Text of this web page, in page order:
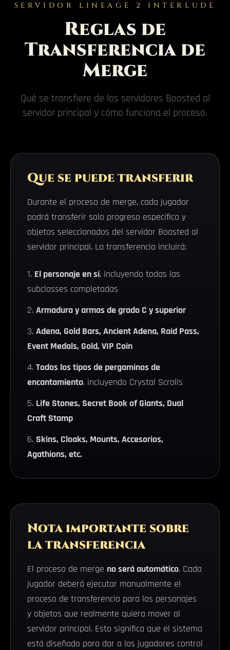
SERVIDOR LINEAGE 2 INTERLUDE
Reglas de
Transferencia de
Merge
Qué se transfiere de los servidores Boosted al
servidor principal y cómo funciona el proceso.
Que se puede transferir
Durante el proceso de merge, cada jugador
podrá transferir solo progreso específico y
objetos seleccionados del servidor Boosted al
servidor principal. La transferencia incluirá:
El personaje en sí, incluyendo todas las
subclasses completadas
Armadura y armas de grado C y superior
Adena, Gold Bars, Ancient Adena, Raid Pass,
Event Medals, Gold, VIP Coin
Todos los tipos de pergaminos de
encantamiento, incluyendo Crystal Scrolls
Life Stones, Secret Book of Giants, Dual
Craft Stamp
Skins, Cloaks, Mounts, Accesorios,
Agathions, etc.
Nota importante sobre
la transferencia
El proceso de merge no será automático. Cada
jugador deberá ejecutar manualmente el
proceso de transferencia para los personajes
y objetos que realmente quiera mover al
servidor principal. Esto significa que el sistema
está diseñado para dar a los jugadores control